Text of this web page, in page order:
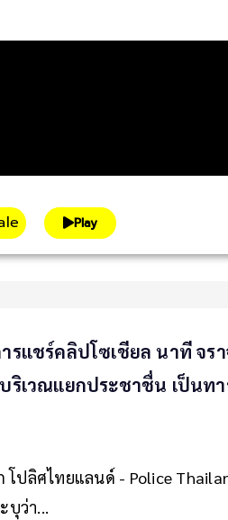
Play
แชร์คลิปโซเชียล นาที จร
ริเวณแยกประชาชื่น เป็นท
โปลิศไทยแลนด์ - Police
บุว่า...